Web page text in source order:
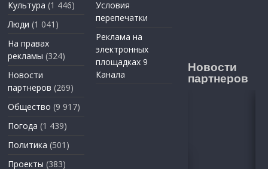
Культура (1 446)
Люди (1 041)
На правах
рекламы (324)
Новости
партнеров (269)
Общество (9 917)
Погода (1 439)
Политика (501)
Проекты (383)
Условия
перепечатки
Реклама на
электронных
площадках 9
Канала
Новости
партнеров